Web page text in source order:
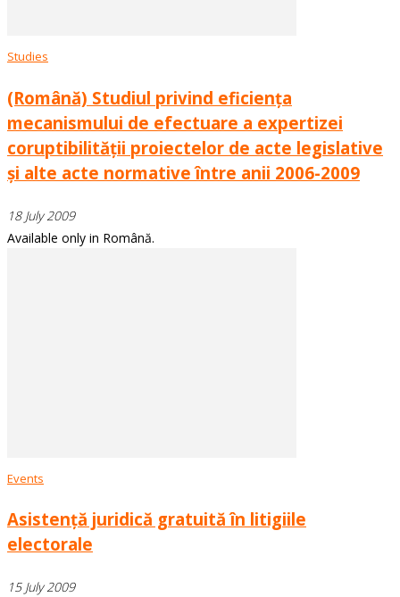
Studies
(Română) Studiul privind eficiența
mecanismului de efectuare a expertizei
coruptibilității proiectelor de acte legislative
și alte acte normative între anii 2006-2009
18 July 2009
Available only in Română.
Events
Asistență juridică gratuită în litigiile
electorale
15 July 2009